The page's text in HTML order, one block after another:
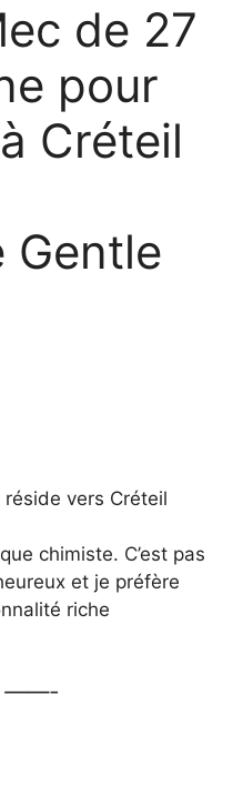
de 27
pour
Créteil
Gentle
réside vers Créteil
chimiste. C’est pas
et je préfère
riche
——-